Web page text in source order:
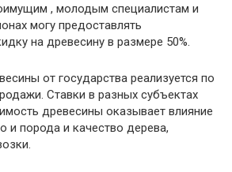
, молодым специалистам и
могу предоставлять
на древесину в размере 50%.
от государства реализуется по
Ставки в разных субъектах
древесины оказывает влияние
и порода и качество дерева,